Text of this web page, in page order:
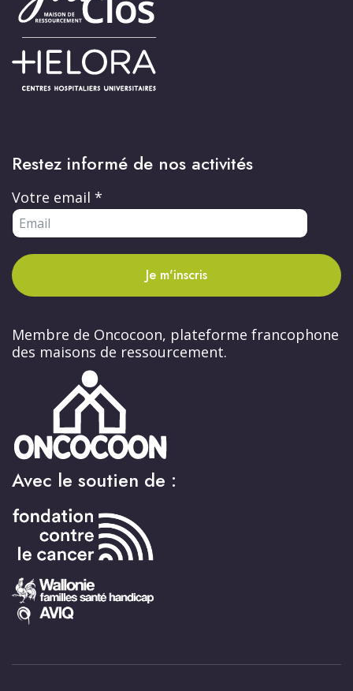
Restez informé de nos activités
Votre email *
Je m'inscris
Membre de Oncocoon, plateforme francophone
des maisons de ressourcement.
Avec le soutien de :